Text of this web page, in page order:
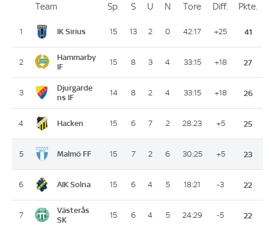
PlatzTeam Sp. Spiele
S Siege
U Unentschieden
N Niederlagen
Tore ToreDiff. Differenz
Pkte.
1 IK Sirius 15 13 2 0 42:17 +25 41
2
Hammarby
IF
15 8 3 4 33:15 +18 27
3
Djurgarde
ns IF
14 8 2 4 33:15 +18 26
4 Hacken 15 6 7 2 28:23 +5 25
5 Malmö FF 15 7 2 6 30:25 +5 23
6 AIK Solna 15 6 4 5 18:21 -3 22
7
Västerås
SK
15 6 4 5 24:29 -5 22